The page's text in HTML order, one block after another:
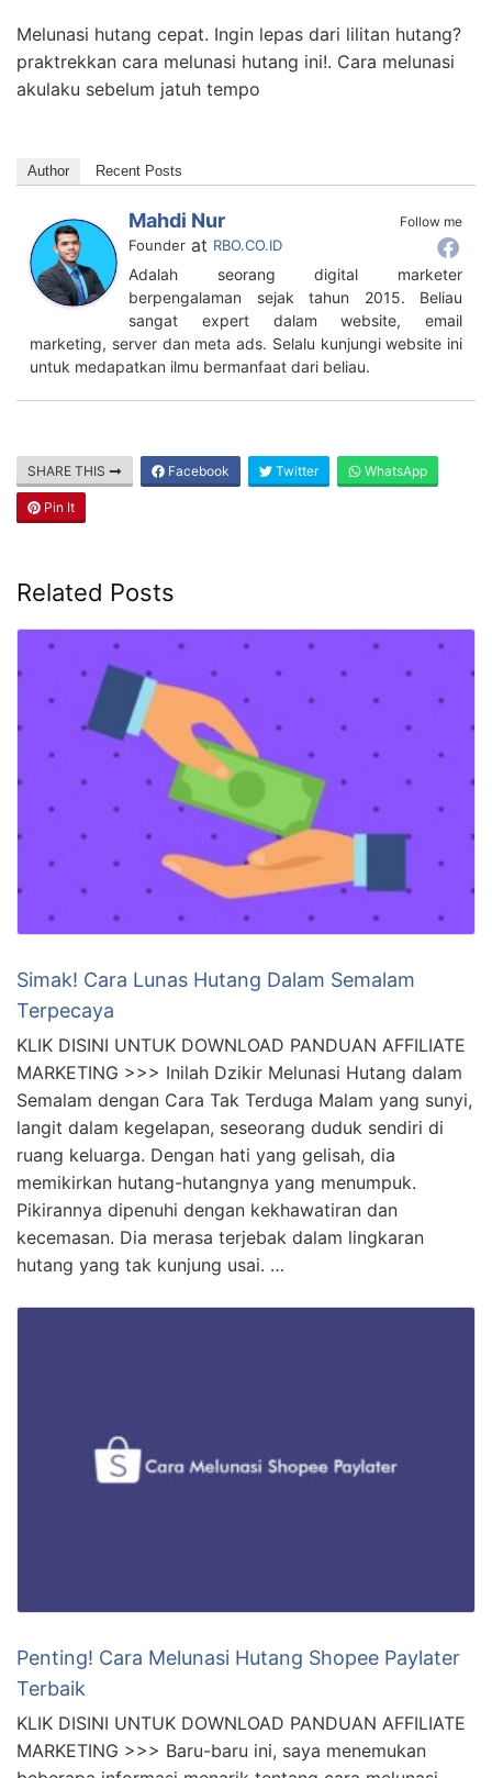
Melunasi hutang cepat. Ingin lepas dari lilitan hutang?
praktrekkan cara melunasi hutang ini!. Cara melunasi
akulaku sebelum jatuh tempo
Author Recent Posts
Follow me
Mahdi Nur
Founder at RBO.CO.ID
Adalah seorang digital marketer
berpengalaman sejak tahun 2015. Beliau
sangat expert dalam website, email
marketing, server dan meta ads. Selalu kunjungi website ini
untuk medapatkan ilmu bermanfaat dari beliau.
SHARE THIS Facebook Twitter WhatsApp
Pin It
Related Posts
Simak! Cara Lunas Hutang Dalam Semalam
Terpecaya
KLIK DISINI UNTUK DOWNLOAD PANDUAN AFFILIATE
MARKETING >>> Inilah Dzikir Melunasi Hutang dalam
Semalam dengan Cara Tak Terduga Malam yang sunyi,
langit dalam kegelapan, seseorang duduk sendiri di
ruang keluarga. Dengan hati yang gelisah, dia
memikirkan hutang-hutangnya yang menumpuk.
Pikirannya dipenuhi dengan kekhawatiran dan
kecemasan. Dia merasa terjebak dalam lingkaran
hutang yang tak kunjung usai. …
Penting! Cara Melunasi Hutang Shopee Paylater
Terbaik
KLIK DISINI UNTUK DOWNLOAD PANDUAN AFFILIATE
MARKETING >>> Baru-baru ini, saya menemukan